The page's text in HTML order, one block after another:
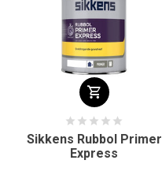
Sikkens Rubbol Primer
Express